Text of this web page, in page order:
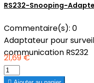
RS232-Snooping-
Commentaire(s): 0
Adaptateur pour
communication RS232
21,69 €